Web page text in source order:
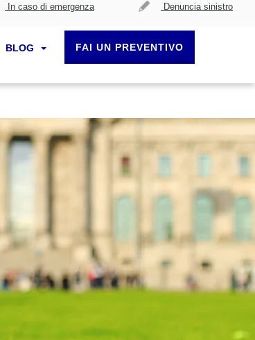
In caso di emergenza Denuncia sinistro
BLOG FAI UN PREVENTIVO